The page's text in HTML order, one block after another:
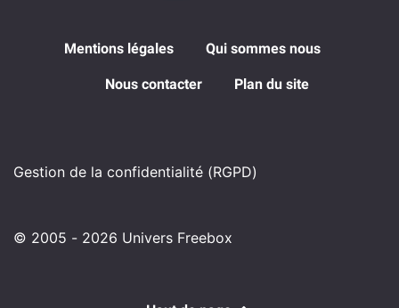
Mentions légales Qui sommes nous
Nous contacter Plan du site
Gestion de la confidentialité (RGPD)
© 2005 - 2026 Univers Freebox